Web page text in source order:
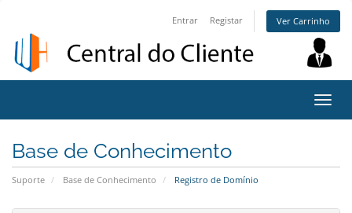
Entrar Registar Ver Carrinho
Base de Conhecimento
Suporte Base de Conhecimento Registro de Domínio